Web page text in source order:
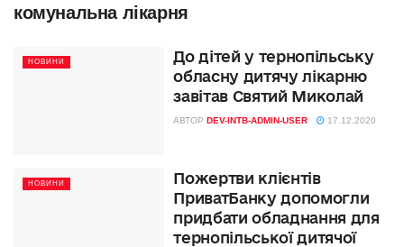
комунальна лікарня
НОВИНИ
До дітей у тернопільську
обласну дитячу лікарню
завітав Святий Миколай
АВТОР DEV-INTB-ADMIN-USER 17.12.2020
НОВИНИ
Пожертви клієнтів
ПриватБанку допомогли
придбати обладнання для
тернопільської дитячої